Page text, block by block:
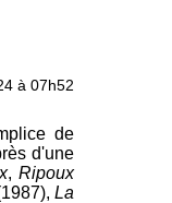
à 07h52
de
d'une
, Ripoux
La